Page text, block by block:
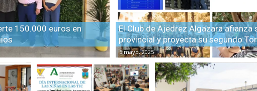
150.000 euros en
El Club de Ajedrez Algazara afianza
provincial y proyecta su segundo
5 mayo, 2025